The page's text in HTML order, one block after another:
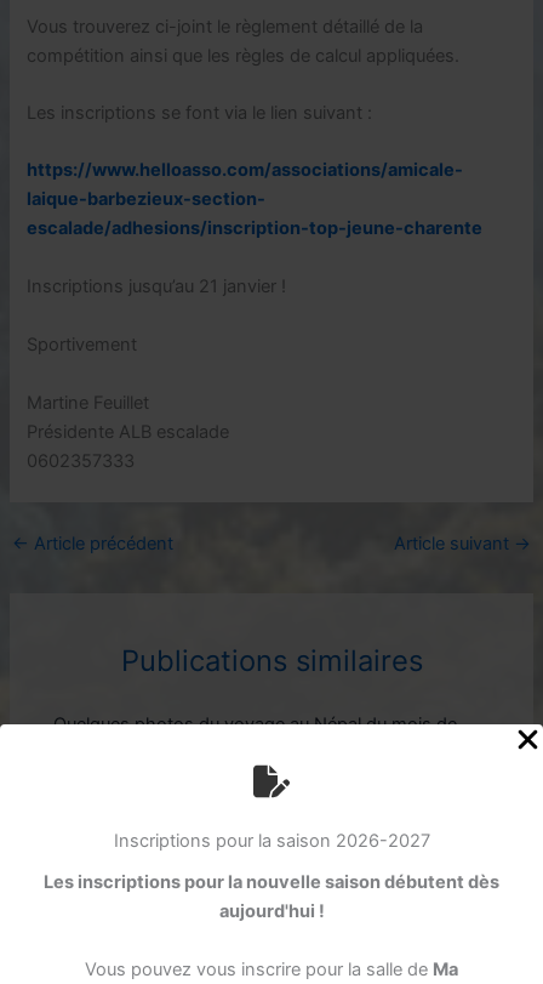
Inscriptions pour la saison 2026-2027
Les inscriptions pour la nouvelle saison débutent dès
aujourd'hui !
Vous pouvez vous inscrire pour la salle de Ma
Vous trouverez ci-joint le règlement détaillé de la
compétition ainsi que les règles de calcul appliquées.
Les inscriptions se font via le lien suivant :
https://www.helloasso.com/associations/amicale-
laique-barbezieux-section-
escalade/adhesions/inscription-top-jeune-charente
Inscriptions jusqu’au 21 janvier !
Sportivement
Martine Feuillet
Présidente ALB escalade
0602357333
← Article précédent Article suivant →
Publications similaires
Quelques photos du voyage au Népal du mois de
Voici quelques photos de la compétion de bloc
organisée par le club de Germignac en Charente-
Maritime, le 14 Janvier 2018. 7 adhérents du club y…